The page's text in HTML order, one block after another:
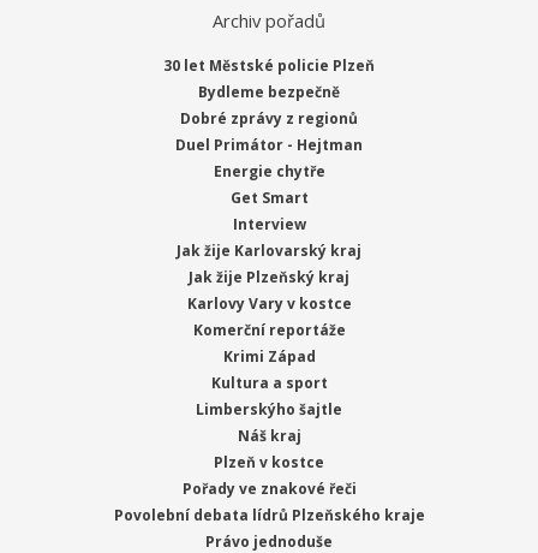
Archiv pořadů
30 let Městské policie Plzeň
Bydleme bezpečně
Dobré zprávy z regionů
Duel Primátor - Hejtman
Energie chytře
Get Smart
Interview
Jak žije Karlovarský kraj
Jak žije Plzeňský kraj
Karlovy Vary v kostce
Komerční reportáže
Krimi Západ
Kultura a sport
Limberskýho šajtle
Náš kraj
Plzeň v kostce
Pořady ve znakové řeči
Povolební debata lídrů Plzeňského kraje
Právo jednoduše